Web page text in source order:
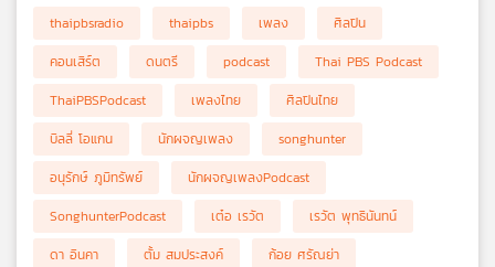
thaipbsradio thaipbs เพลง
ศิลปิน
คอนเสิร์ต
ดนตรี podcast
Thai PBS Podcast
ThaiPBSPodcast
เพลงไทย
ศิลปินไทย
บิลลี่ โอแกน
นักผจญเพลง
songhunter
อนุรักษ์ ภูมิทรัพย์
นักผจญเพลงPodcast
SonghunterPodcast
เต๋อ เรวัต
เรวัต พุทธินันทน์
ดา อินคา
ตั้ม สมประสงค์
ก้อย ศรัณย่า